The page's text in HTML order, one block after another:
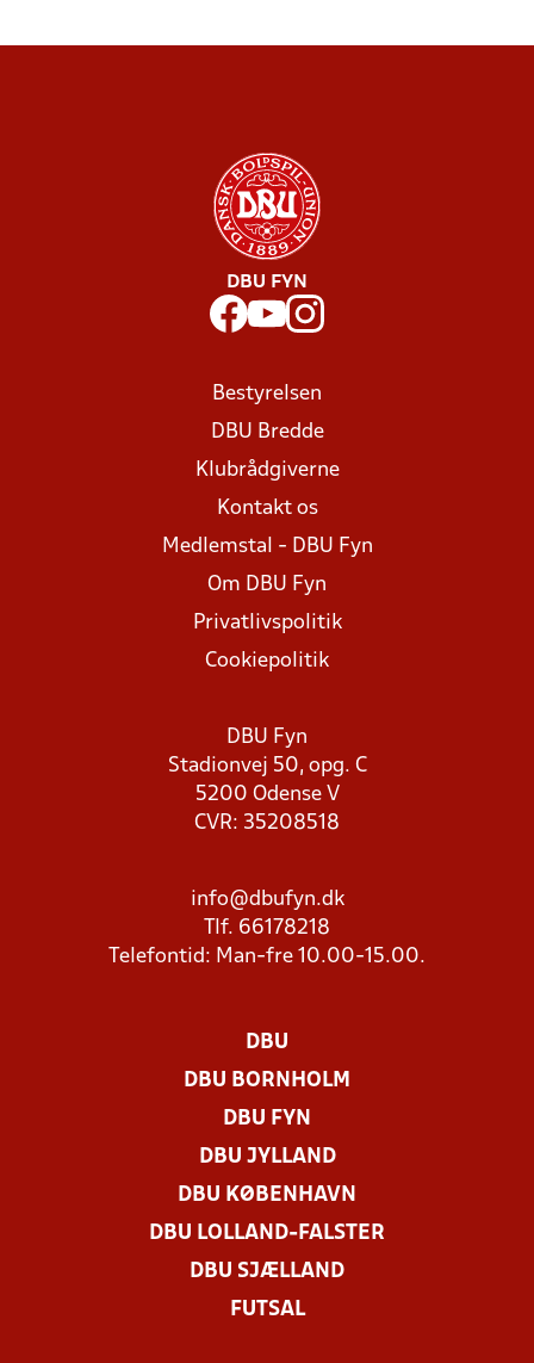
DBU FYN
Bestyrelsen
DBU Bredde
Klubrådgiverne
Kontakt os
Medlemstal - DBU Fyn
Om DBU Fyn
Privatlivspolitik
Cookiepolitik
DBU Fyn
Stadionvej 50, opg. C
5200 Odense V
CVR: 35208518
info@dbufyn.dk
Tlf. 66178218
Telefontid: Man-fre 10.00-15.00.
DBU
DBU BORNHOLM
DBU FYN
DBU JYLLAND
DBU KØBENHAVN
DBU LOLLAND-FALSTER
DBU SJÆLLAND
FUTSAL